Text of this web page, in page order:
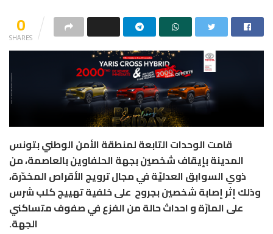
0
SHARES
قامت الوحدات التابعة لمنطقة الأمن الوطني بتونس
المدينة بإيقاف شخصين بجهة الحلفاوين بالعاصمة، من
ذوي السوابق العدليّة في مجال ترويج الأقراص المخدّرة،
وذلك إثر إصابة شخصين بجروح على خلفية تهييج كلب شرس
على المارّة و احداث حالة من الفزع في صفوف متساكني
الجهة.